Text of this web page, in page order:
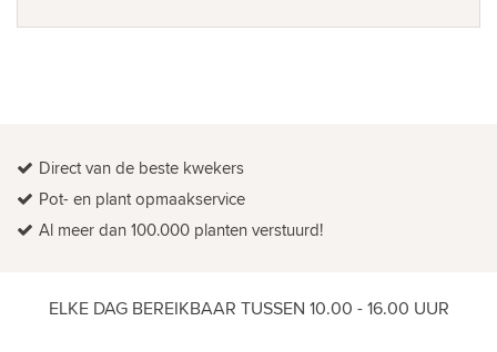
Direct van de beste kwekers
Pot- en plant opmaakservice
Al meer dan 100.000 planten verstuurd!
ELKE DAG BEREIKBAAR TUSSEN 10.00 - 16.00 UUR